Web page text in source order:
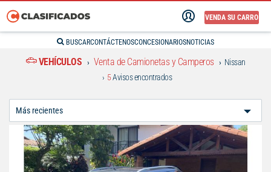
VENDA SU CARRO
BUSCARCONTÁCTENOSCONCESIONARIOSNOTICIAS
VEHÍCULOS Venta de Camionetas y Camperos
Nissan
5Avisos encontrados